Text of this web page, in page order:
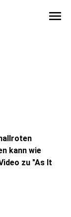
menu
kann wie
zu "As It